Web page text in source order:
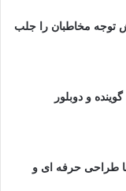
مخاطبان را جلب
و دوبلور
طراحی حرفه‌ ای و